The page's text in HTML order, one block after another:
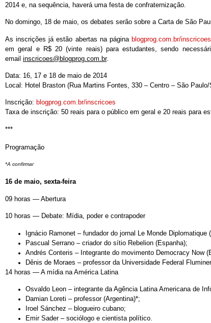
2014 e, na sequência, haverá uma festa de confraternização.
No domingo, 18 de maio, os debates serão sobre a Carta de São
As inscrições já estão abertas na página blogprog.com.br/inscricoes
em geral e R$ 20 (vinte reais) para estudantes, sendo
email inscricoes@blogprog.com.br.
Data: 16, 17 e 18 de maio de 2014
Local: Hotel Braston (Rua Martins Fontes, 330 – Centro – São
Inscrição: blogprog.com.br/inscricoes
Taxa de inscrição: 50 reais para o público em geral e 20 reais para
***
Programação
*A confirmar
16 de maio, sexta-feira
09 horas — Abertura
10 horas — Debate: Mídia, poder e contrapoder
Ignácio Ramonet – fundador do jornal Le Monde Diplomatique
Pascual Serrano – criador do sítio Rebelion (Espanha);
Andrés Conteris – Integrante do movimento Democracy Now
Dênis de Moraes – professor da Universidade Federal
14 horas — A mídia na América Latina
Osvaldo Leon – integrante da Agência Latina Americana de
Damian Loreti – professor (Argentina)*;
Iroel Sánchez – blogueiro cubano;
Emir Sader – sociólogo e cientista político.